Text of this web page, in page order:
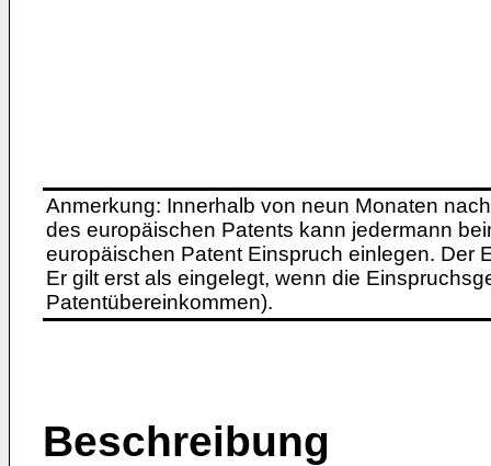
Anmerkung: Innerhalb von neun Monaten
des europäischen Patents kann jedermann
europäischen Patent Einspruch einlegen. Der
Er gilt erst als eingelegt, wenn die
Patentübereinkommen).
Beschreibung